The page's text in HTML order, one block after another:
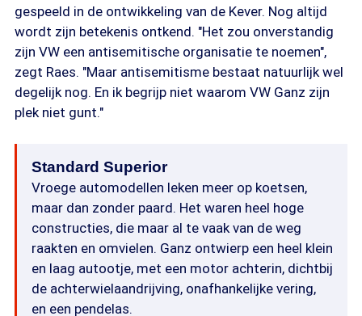
gespeeld in de ontwikkeling van de Kever. Nog altijd
wordt zijn betekenis ontkend. "Het zou onverstandig
zijn VW een antisemitische organisatie te noemen",
zegt Raes. "Maar antisemitisme bestaat natuurlijk wel
degelijk nog. En ik begrijp niet waarom VW Ganz zijn
plek niet gunt."
Standard Superior
Vroege automodellen leken meer op koetsen,
maar dan zonder paard. Het waren heel hoge
constructies, die maar al te vaak van de weg
raakten en omvielen. Ganz ontwierp een heel klein
en laag autootje, met een motor achterin, dichtbij
de achterwielaandrijving, onafhankelijke vering,
en een pendelas.